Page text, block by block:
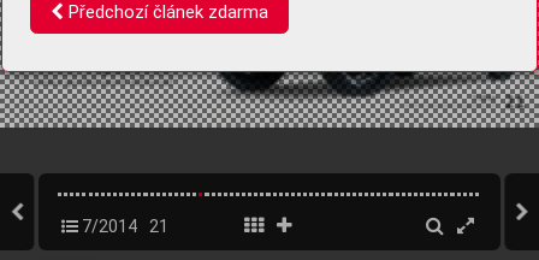
7/2014 21
Předchozí článek zdarma